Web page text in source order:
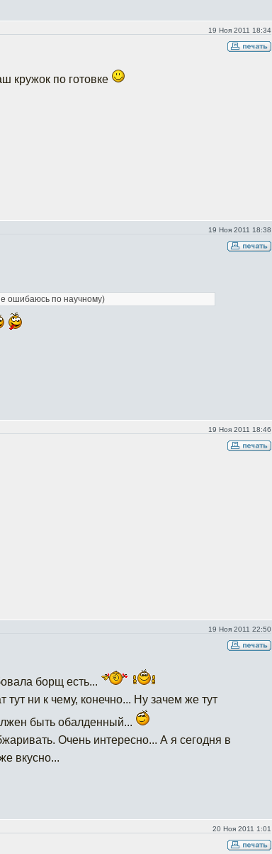
19 Ноя 2011 18:34
кружок по готовке
19 Ноя 2011 18:38
ошибаюсь по научному)
19 Ноя 2011 18:46
19 Ноя 2011 22:50
борщ есть...
ни к чему, конечно... Ну зачем же тут
быть обалденный...
Очень интересно... А я сегодня в
вкусно...
20 Ноя 2011 1:01